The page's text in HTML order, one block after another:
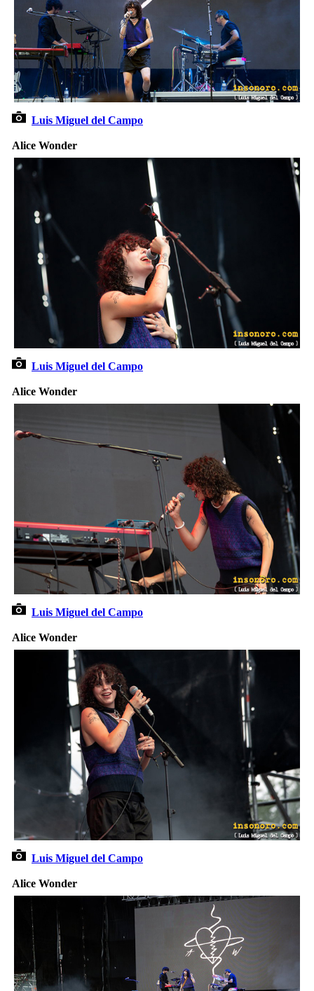
Luis Miguel del Campo
Alice Wonder
Luis Miguel del Campo
Alice Wonder
Luis Miguel del Campo
Alice Wonder
Luis Miguel del Campo
Alice Wonder